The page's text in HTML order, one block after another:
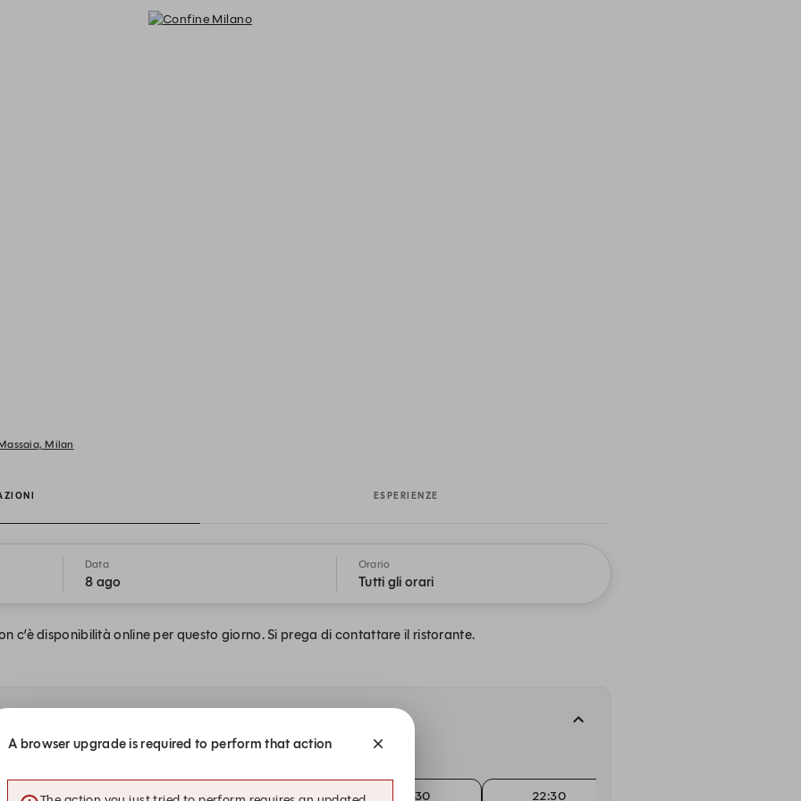
Milan
ESPERIENZE
Data
8 ago
Orario
Tutti gli orari
c’è disponibilità online per questo giorno. Si prega di contattare il ristorante.
19:15 19:30 21:15 21:30 22:30
A browser upgrade is required to perform that action